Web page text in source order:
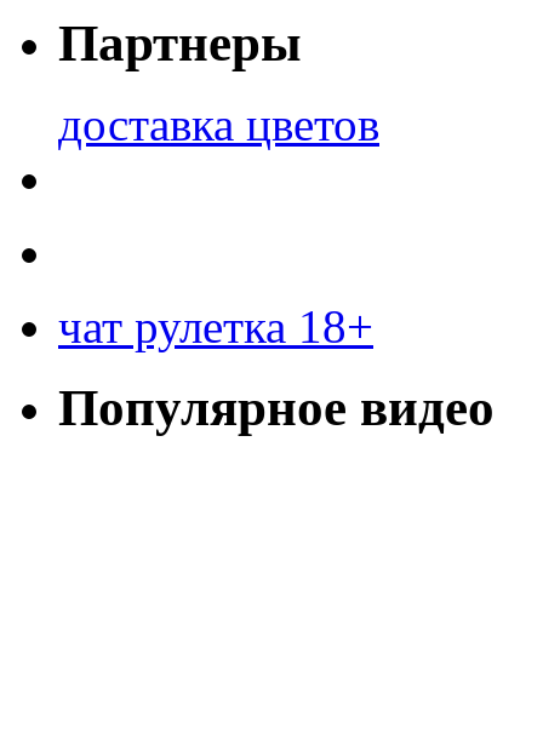
Партнеры
доставка цветов
чат рулетка 18+
Популярное видео